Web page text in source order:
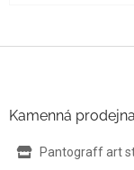
Kamenná prodejna
Pantograff art